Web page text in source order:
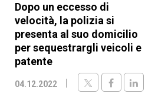
Dopo un eccesso di
velocità, la polizia si
presenta al suo domicilio
per sequestrargli veicoli e
patente
04.12.2022